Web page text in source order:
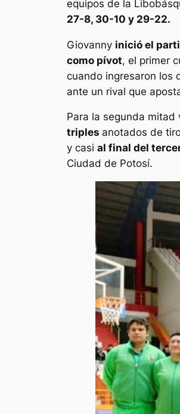
equipos de la
27-8, 30-10 y 29-22.
Giovanny inició el
como pívot, el primer
cuando ingresaron los
ante un rival que
Para la segunda mitad
triples anotados de
y casi al final del
Ciudad de Potosí.